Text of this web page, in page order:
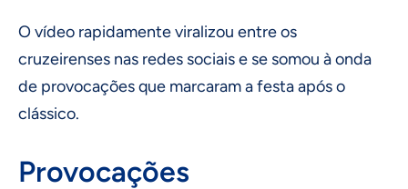
O vídeo rapidamente viralizou entre os
cruzeirenses nas redes sociais e se somou à onda
de provocações que marcaram a festa após o
clássico.
Provocações